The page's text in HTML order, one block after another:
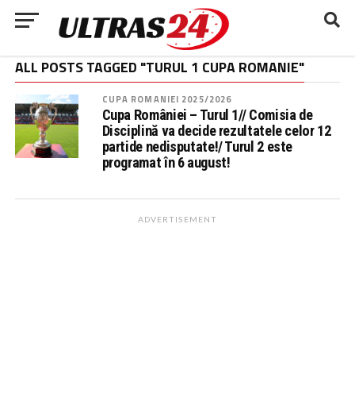
ALL POSTS TAGGED "TURUL 1 CUPA ROMANIE"
CUPA ROMANIEI 2025/2026
Cupa României – Turul 1// Comisia de
Disciplină va decide rezultatele celor 12
partide nedisputate!/ Turul 2 este
programat în 6 august!
ADVERTISEMENT